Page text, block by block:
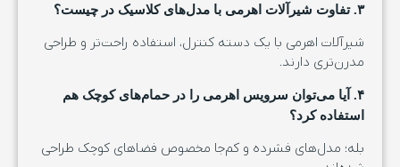
۳. تفاوت شیرآلات اهرمی با مدل‌های کلاسیک در چیست؟
شیرآلات اهرمی با یک دسته کنترل، استفاده راحت‌تر و طراحی
مدرن‌تری دارند.
۴. آیا می‌توان سرویس اهرمی را در حمام‌های کوچک هم
استفاده کرد؟
بله؛ مدل‌های فشرده و کم‌جا مخصوص فضاهای کوچک طراحی